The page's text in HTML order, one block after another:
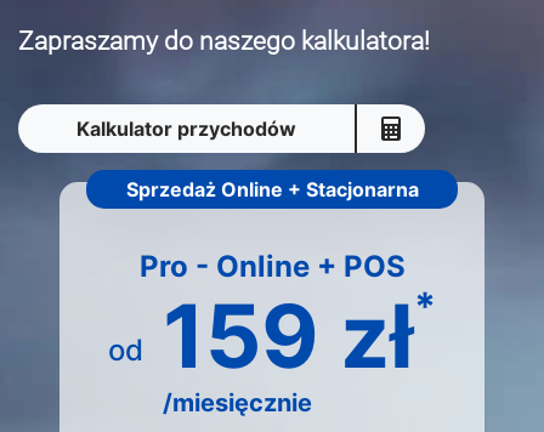
Sprzedaż Online + Stacjonarna
Pro - Online + POS
od 159 zł*
/miesięcznie
Zapraszamy do naszego kalkulatora!
Kalkulator przychodów